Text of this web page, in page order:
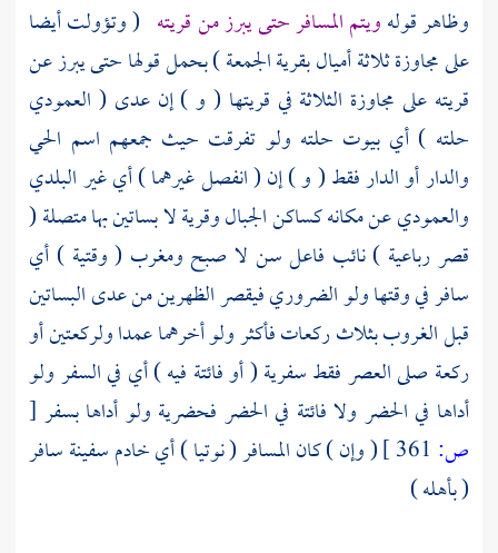
وظاهر قولهويتم المسافر حتى يبرز من قريته ( وتؤولت أيضا
على مجاوزة ثلاثة أميال بقرية الجمعة ) بحمل قولها حتى يبرز عن
قريته على مجاوزة الثلاثة في قريتها ( و ) إن عدى ( العمودي
حلته ) أي بيوت حلته ولو تفرقت حيث جمعهم اسم الحي
والدار أو الدار فقط ( و ) إن ( انفصل غيرهما ) أي غير البلدي
والعمودي عن مكانه كساكن الجبال وقرية لا بساتين بها متصلة (
قصر رباعية ) نائب فاعل سن لا صبح ومغرب ( وقتية ) أي
سافر في وقتها ولو الضروري فيقصر الظهرين من عدى البساتين
قبل الغروب بثلاث ركعات فأكثر ولو أخرهما عمدا ولركعتين أو
ركعة صلى العصر فقط سفرية ( أو فائتة فيه ) أي في السفر ولو
أداها في الحضر ولا فائتة في الحضر فحضرية ولو أداها بسفر [
ص:
( وإن ) كان المسافر ( نوتيا ) أي خادم سفينة سافر
( بأهله )